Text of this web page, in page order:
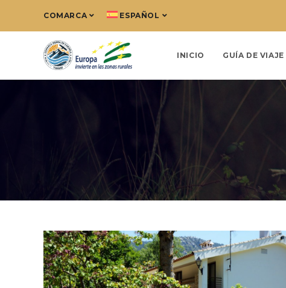
COMARCA ESPAÑOL
INICIO GUÍA DE VIAJE